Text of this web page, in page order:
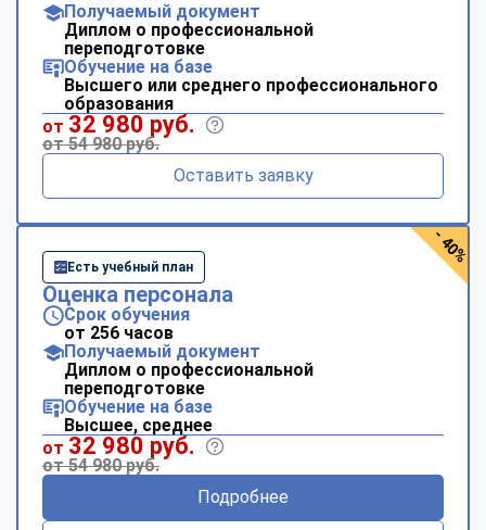
Получаемый документ
Диплом о профессиональной
переподготовке
Обучение на базе
Высшего или среднего профессионального
образования
от 32 980 руб.
от 54 980 руб.
Оставить заявку
Есть учебный план
Оценка персонала
Срок обучения
от 256 часов
Получаемый документ
Диплом о профессиональной
переподготовке
Обучение на базе
Высшее, среднее
от 32 980 руб.
от 54 980 руб.
Подробнее
- 40%